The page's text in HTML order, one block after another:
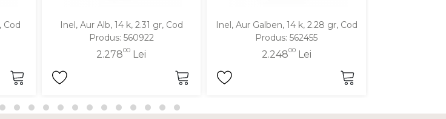
Cod
Inel, Aur Alb, 14 k, 2.31 gr, Cod
Produs: 560922
2.27800 Lei
Inel, Aur Galben, 14 k, 2.28 gr, Cod
Produs: 562455
2.24800Lei